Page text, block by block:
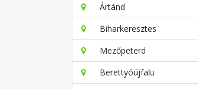
Ártánd
Biharkeresztes
Mezőpeterd
Berettyóújfalu